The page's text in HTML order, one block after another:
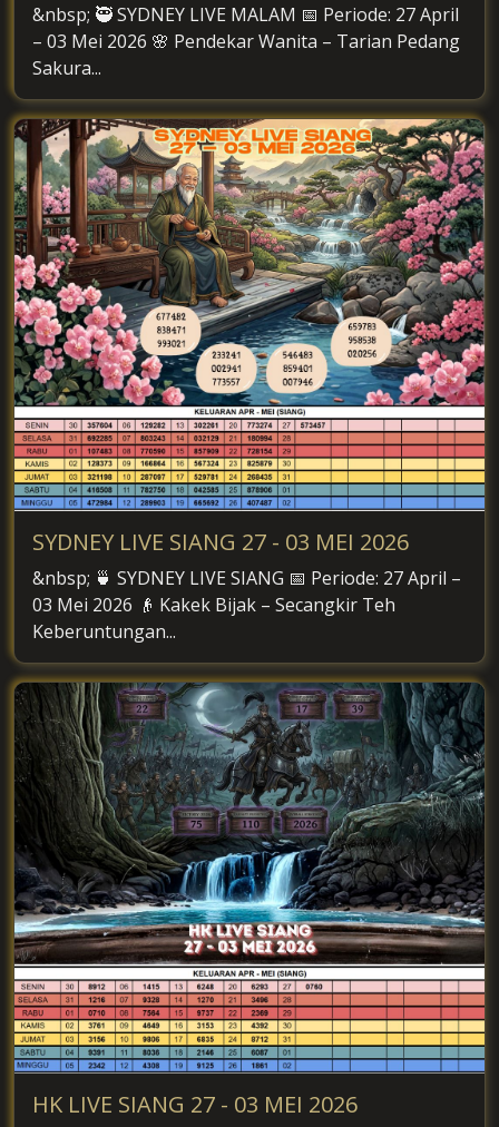
&nbsp; 🥷 SYDNEY LIVE MALAM 📅 Periode: 27 April
– 03 Mei 2026 🌸 Pendekar Wanita – Tarian Pedang
Sakura...
SYDNEY LIVE SIANG 27 - 03 MEI 2026
&nbsp; 🍵 SYDNEY LIVE SIANG 📅 Periode: 27 April –
03 Mei 2026 👴 Kakek Bijak – Secangkir Teh
Keberuntungan...
HK LIVE SIANG 27 - 03 MEI 2026